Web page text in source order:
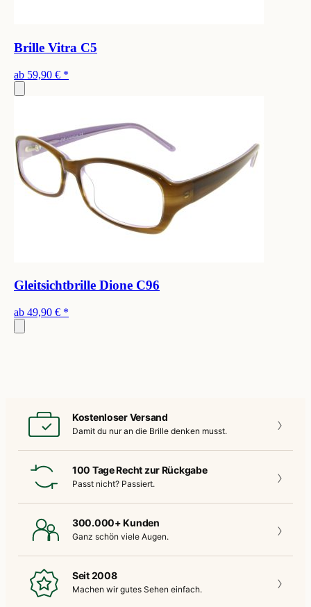
Brille Vitra C5
ab 59,90 € *
Gleitsichtbrille Dione C96
ab 49,90 € *
Kostenloser Versand
Damit du nur an die Brille denken musst.
100 Tage Recht zur Rückgabe
Passt nicht? Passiert.
300.000+ Kunden
Ganz schön viele Augen.
Seit 2008
Machen wir gutes Sehen einfach.